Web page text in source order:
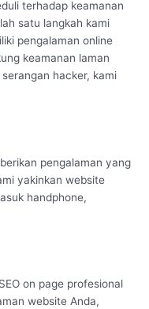
terhadap keamanan
satu langkah kami
pengalaman online
keamanan laman
hacker, kami
pengalaman yang
yakinkan website
handphone,
on page profesional
website Anda,